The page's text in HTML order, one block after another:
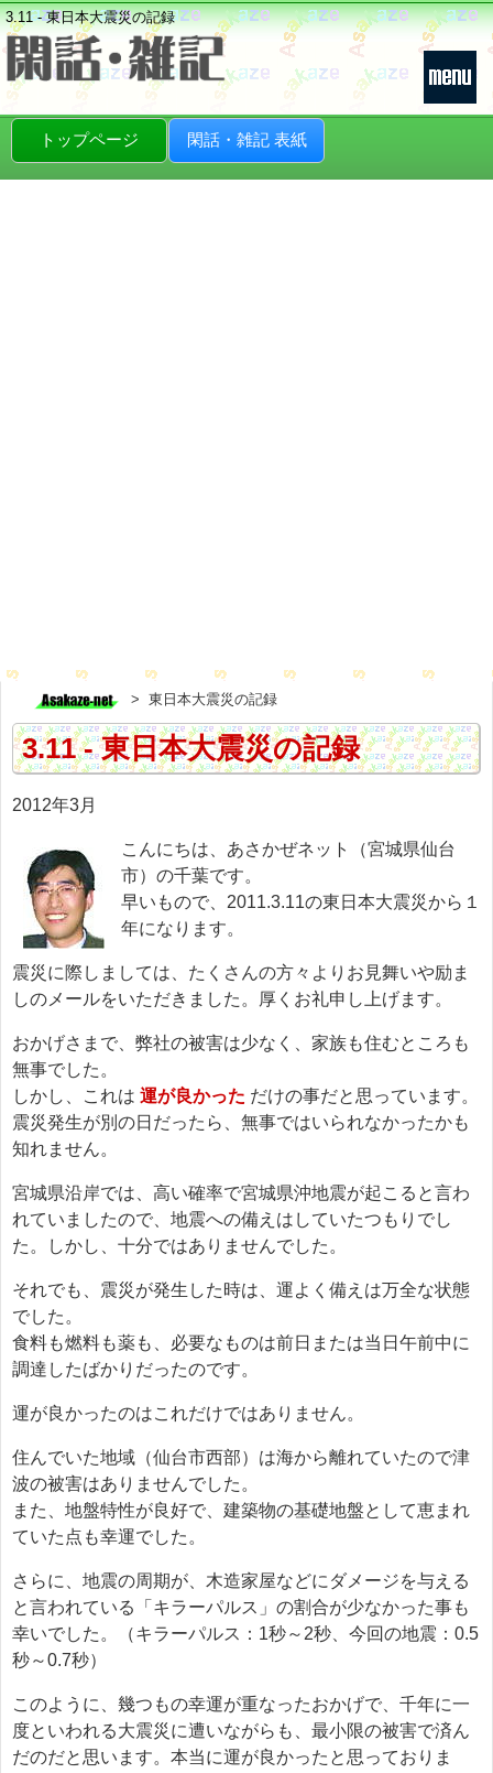
3.11 - 東日本大震災の記録
トップページ 閑話・雑記 表紙
東日本大震災の記録
3.11 - 東日本大震災の記録
2012年3月
こんにちは、あさかぜネット（宮城県仙台
市）の千葉です。
早いもので、2011.3.11の東日本大震災から１
年になります。
震災に際しましては、たくさんの方々よりお見舞いや励ま
しのメールをいただきました。厚くお礼申し上げます。
おかげさまで、弊社の被害は少なく、家族も住むところも
無事でした。
しかし、これは 運が良かった だけの事だと思っています。
震災発生が別の日だったら、無事ではいられなかったかも
知れません。
宮城県沿岸では、高い確率で宮城県沖地震が起こると言わ
れていましたので、地震への備えはしていたつもりでし
た。しかし、十分ではありませんでした。
それでも、震災が発生した時は、運よく備えは万全な状態
でした。
食料も燃料も薬も、必要なものは前日または当日午前中に
調達したばかりだったのです。
運が良かったのはこれだけではありません。
住んでいた地域（仙台市西部）は海から離れていたので津
波の被害はありませんでした。
また、地盤特性が良好で、建築物の基礎地盤として恵まれ
ていた点も幸運でした。
さらに、地震の周期が、木造家屋などにダメージを与える
と言われている「キラーパルス」の割合が少なかった事も
幸いでした。（キラーパルス：1秒～2秒、今回の地震：0.5
秒～0.7秒）
このように、幾つもの幸運が重なったおかげで、千年に一
度といわれる大震災に遭いながらも、最小限の被害で済ん
だのだと思います。本当に運が良かったと思っておりま